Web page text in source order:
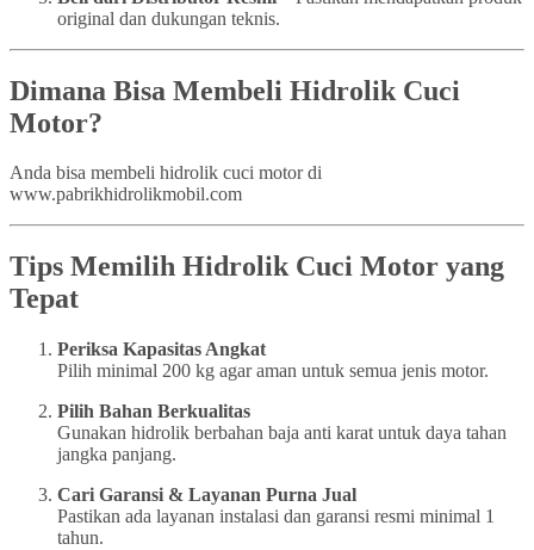
original dan dukungan teknis.
Dimana Bisa Membeli Hidrolik Cuci
Motor?
Anda bisa membeli hidrolik cuci motor di
www.pabrikhidrolikmobil.com
Tips Memilih Hidrolik Cuci Motor yang
Tepat
Periksa Kapasitas Angkat
Pilih minimal 200 kg agar aman untuk semua jenis motor.
Pilih Bahan Berkualitas
Gunakan hidrolik berbahan baja anti karat untuk daya tahan
jangka panjang.
Cari Garansi & Layanan Purna Jual
Pastikan ada layanan instalasi dan garansi resmi minimal 1
tahun.